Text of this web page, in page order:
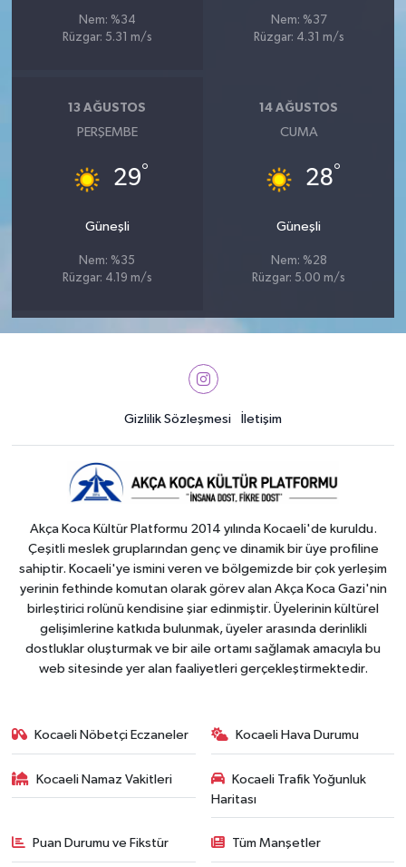
Nem: %34
Rüzgar: 5.31 m/s
Nem: %37
Rüzgar: 4.31 m/s
13 AĞUSTOS
PERŞEMBE
29°
Güneşli
Nem: %35
Rüzgar: 4.19 m/s
14 AĞUSTOS
CUMA
28°
Güneşli
Nem: %28
Rüzgar: 5.00 m/s
Gizlilik Sözleşmesi İletişim
Akça Koca Kültür Platformu 2014 yılında Kocaeli'de kuruldu.
Çeşitli meslek gruplarından genç ve dinamik bir üye profiline
sahiptir. Kocaeli'ye ismini veren ve bölgemizde bir çok yerleşim
yerinin fethinde komutan olarak görev alan Akça Koca Gazi'nin
birleştirici rolünü kendisine şiar edinmiştir. Üyelerinin kültürel
gelişimlerine katkıda bulunmak, üyeler arasında derinlikli
dostluklar oluşturmak ve bir aile ortamı sağlamak amacıyla bu
web sitesinde yer alan faaliyetleri gerçekleştirmektedir.
Kocaeli Nöbetçi Eczaneler Kocaeli Hava Durumu
Kocaeli Namaz Vakitleri
Kocaeli Trafik Yoğunluk
Haritası
Puan Durumu ve Fikstür Tüm Manşetler